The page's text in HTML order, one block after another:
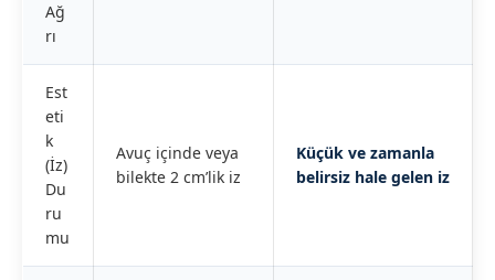
Ağ
rı
Est
eti
k
(İz)
Du
ru
mu
Avuç içinde veya
bilekte 2 cm’lik iz
Küçük ve zamanla
belirsiz hale gelen iz